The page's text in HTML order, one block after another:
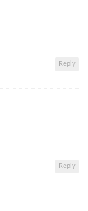
Reply
Reply